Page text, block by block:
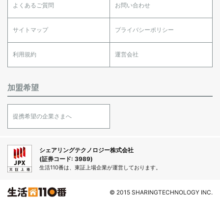
よくあるご質問 お問い合わせ
サイトマップ プライバシーポリシー
利用規約 運営会社
加盟希望
提携希望の企業さまへ
シェアリングテクノロジー株式会社
(証券コード: 3989)
生活110番は、東証上場企業が運営しております。
© 2015 SHARINGTECHNOLOGY INC.